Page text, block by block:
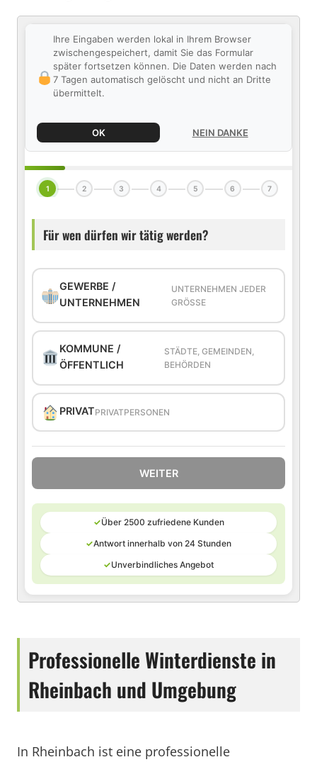
Ihre Eingaben werden lokal in Ihrem Browser
zwischengespeichert, damit Sie das Formular
später fortsetzen können. Die Daten werden nach
7 Tagen automatisch gelöscht und nicht an Dritte
übermittelt.
OK NEIN DANKE
1 2 3 4 5 6 7
Für wen dürfen wir tätig werden?
GEWERBE /
UNTERNEHMEN
UNTERNEHMEN JEDER
GRÖSSE
KOMMUNE /
ÖFFENTLICH
STÄDTE, GEMEINDEN,
BEHÖRDEN
PRIVATPRIVATPERSONEN
WEITER
✓Über 2500 zufriedene Kunden
✓Antwort innerhalb von 24 Stunden
✓Unverbindliches Angebot
Professionelle Winterdienste in
Rheinbach und Umgebung
In Rheinbach ist eine professionelle